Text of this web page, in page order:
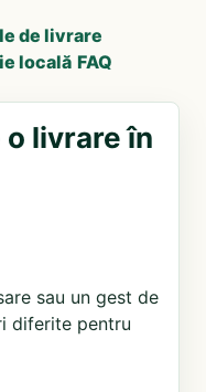
de livrare
locală FAQ
livrare în
sau un gest de
diferite pentru